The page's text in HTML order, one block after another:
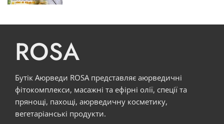
ROSA
Бутік Аюрведи ROSA представляє аюрведичні
фітокомплекси, масажні та ефірні олії, спеції та
прянощі, пахощі, аюрведичну косметику,
вегетаріанські продукти.